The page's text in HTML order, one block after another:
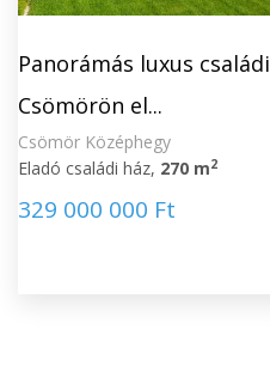
Panorámás luxus
Csömörön el...
Csömör Középhegy
Eladó családi ház, 270 m2
329 000 000 Ft